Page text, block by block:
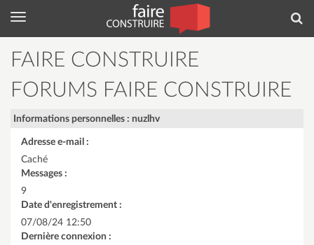
Menu
FAIRE CONSTRUIRE
FORUMS FAIRE CONSTRUIRE
Informations personnelles : nuzlhv
Adresse e-mail :
Caché
Messages :
9
Date d'enregistrement :
07/08/24 12:50
Dernière connexion :